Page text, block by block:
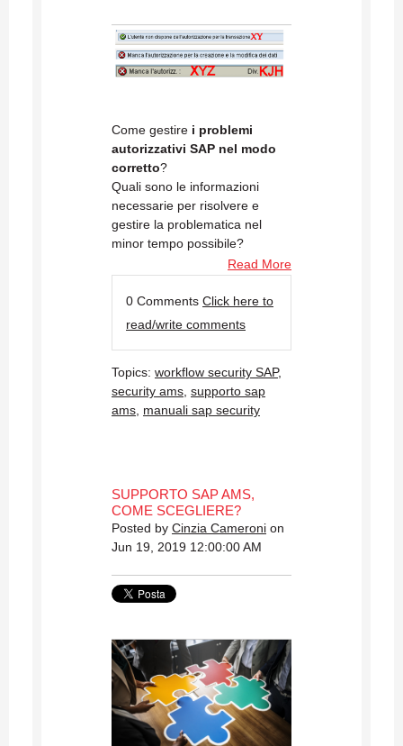
Come gestire i problemi
autorizzativi SAP nel modo
corretto?
Quali sono le informazioni
necessarie per risolvere e
gestire la problematica nel
minor tempo possibile?
Read More
0 Comments Click here to
read/write comments
Topics: workflow security SAP,
security ams supporto sap
ams manuali sap security
SUPPORTO SAP AMS,
COME SCEGLIERE?
Posted by Cinzia Cameroni on
Jun 19, 2019 12:00:00 AM